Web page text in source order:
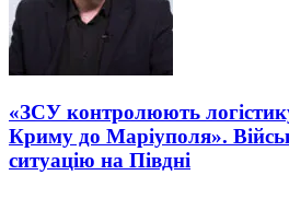
«ЗСУ контролюють
Криму до Маріуполя».
ситуацію на Півдні